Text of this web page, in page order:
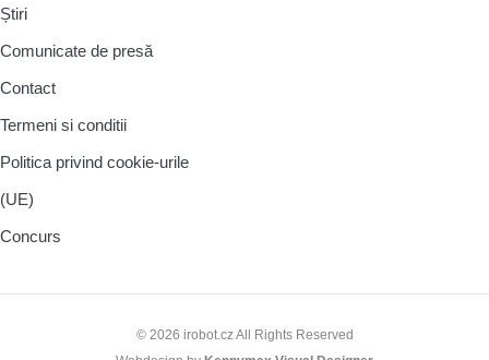
Știri
Comunicate de presă
Contact
Termeni si conditii
Politica privind cookie-urile
(UE)
Concurs
© 2026 irobot.cz All Rights Reserved